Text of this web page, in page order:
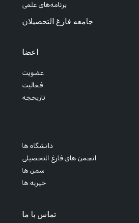
برنامه‌های علمی
جامعه فارغ التحصیلان
اعضا
عضویت
فعالیت
تاریخچه
دانشگاه ها
انجمن های فارغ التحصیلی
سمن ها
خیریه ها
تماس با ما